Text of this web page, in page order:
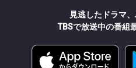
見逃したドラマ
TBSで放送中の番組